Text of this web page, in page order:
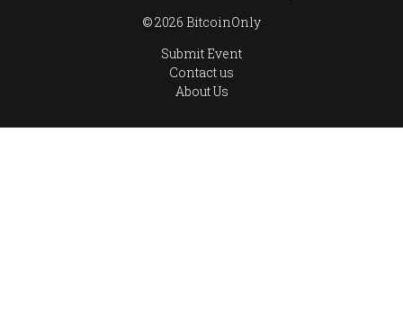
© 2026 BitcoinOnly
Submit Event
Contact us
About Us